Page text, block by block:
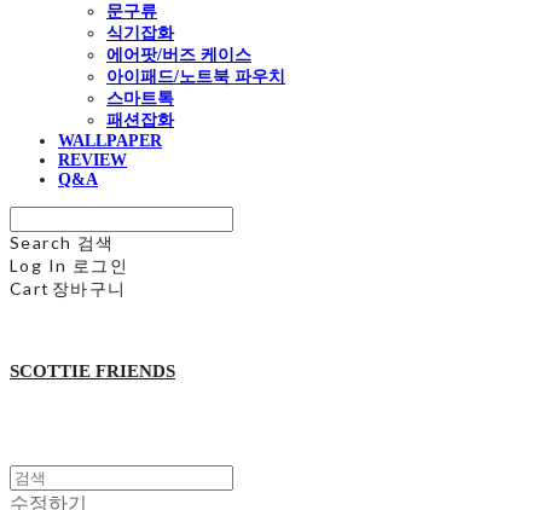
문구류
식기잡화
에어팟/버즈 케이스
아이패드/노트북 파우치
스마트톡
패션잡화
WALLPAPER
REVIEW
Q&A
Search 검색
Log In 로그인
Cart 장바구니
SCOTTIE FRIENDS
수정하기